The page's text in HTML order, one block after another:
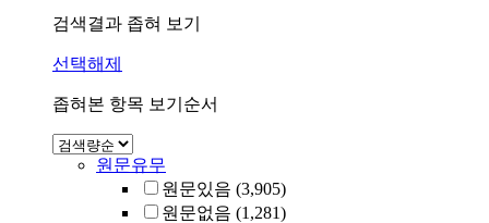
검색결과 좁혀 보기
선택해제
좁혀본 항목 보기순서
원문유무
원문있음 (3,905)
원문없음 (1,281)